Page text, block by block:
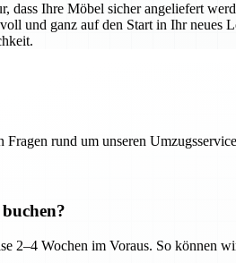
dass Ihre Möbel sicher angeliefert
und ganz auf den Start in Ihr
rund um unseren
2–4 Wochen im Voraus. So können